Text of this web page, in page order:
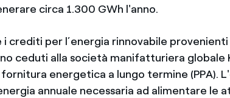
circa 1.300 GWh l'anno.
i crediti per l’energia rinnovabile
ceduti alla società manifatturiera globale
energetica a lungo termine (PPA).
annuale necessaria ad alimentare le